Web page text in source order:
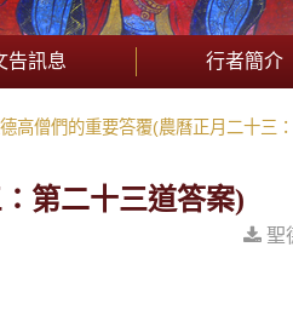
告訊息 行者簡介
高僧們的重要答覆(農曆正月二十三
第二十三道答案)
聖